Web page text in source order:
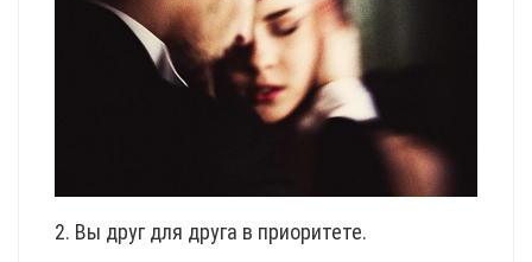
2. Вы друг для друга в приоритете.